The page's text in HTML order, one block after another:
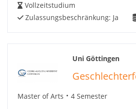
Vollzeitstudium
Zulassungsbeschränkung: Ja
Uni Göttingen
Master of Arts
4 Semester